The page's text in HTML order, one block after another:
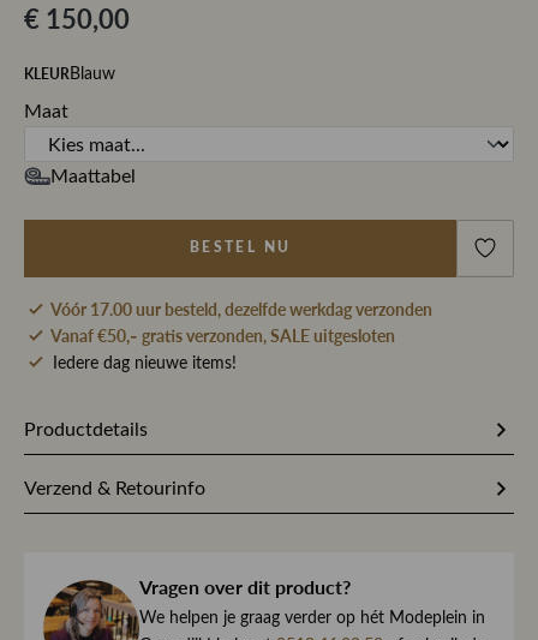
€ 150,00
KLEURBlauw
Maat
Maattabel
BESTEL NU
Vóór 17.00 uur besteld, dezelfde werkdag verzonden
Vanaf €50,- gratis verzonden, SALE uitgesloten
Iedere dag nieuwe items!
Productdetails
Stofsamenstelling 98% Katoen / 2% Elastaan
Dessin Effen
Verzend & Retourinfo
haar direct naar je toe.
We begrijpen maar al te goed dat het kan gebeuren dat
Vragen over dit product?
We helpen je graag verder op hét Modeplein in